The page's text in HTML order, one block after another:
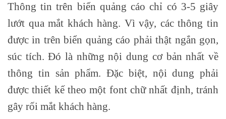
Thông tin trên biển quảng cáo chỉ có 3-5 giây
lướt qua mắt khách hàng. Vì vậy, các thông tin
được in trên biển quảng cáo phải thật ngắn gọn,
súc tích. Đó là những nội dung cơ bản nhất về
thông tin sản phẩm. Đặc biệt, nội dung phải
được thiết kế theo một font chữ nhất định, tránh
gây rối mắt khách hàng.